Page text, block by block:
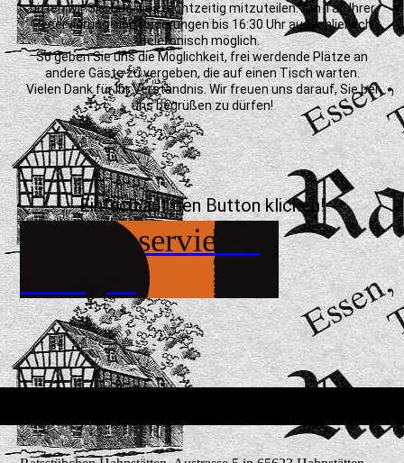
bitten wir Sie, uns dies rechtzeitig mitzuteilen. Am Tag Ihrer
Reservierung sind Änderungen bis 16:30 Uhr ausschließlich
telefonisch möglich.
So geben Sie uns die Möglichkeit, frei werdende Plätze an
andere Gäste zu vergeben, die auf einen Tisch warten.
Vielen Dank für Ihr Verständnis. Wir freuen uns darauf, Sie bei
uns begrüßen zu dürfen!
Einfach auf den Button klicken!
Jetzt Reservierung